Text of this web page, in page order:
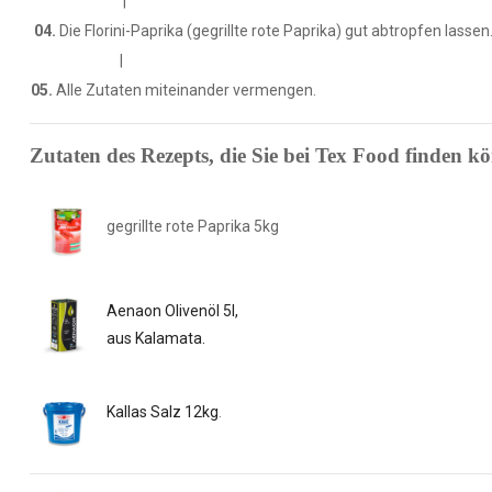
04. Die Florini-Paprika (gegrillte rote Paprika) gut abtropfen lassen.
05. Alle Zutaten miteinander vermengen.
Zutaten des Rezepts, die Sie bei Tex Food finden
gegrillte rote Paprika 5kg
Aenaon Olivenöl 5l,
aus Kalamata.
Kallas Salz 12kg.